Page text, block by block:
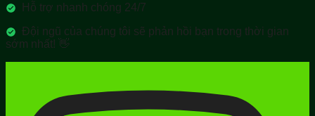
Hỗ trợ nhanh chóng 24/7
Đội ngũ của chúng tôi sẽ phản hồi bạn trong thời gian
sớm nhất! 👋